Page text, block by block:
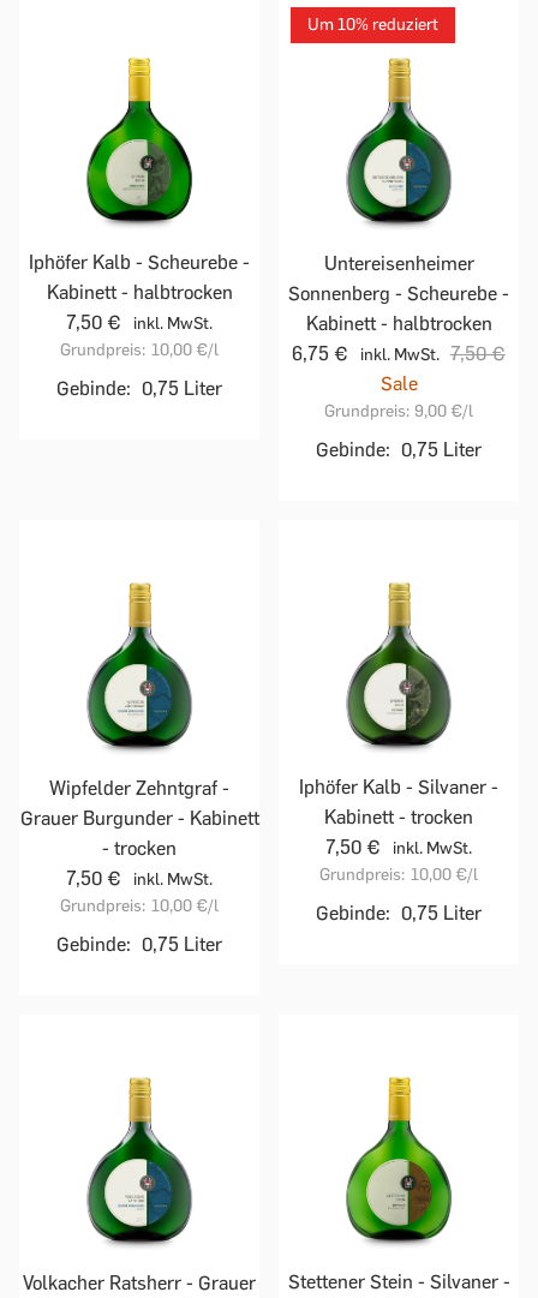
Iphöfer Kalb - Scheurebe -
Kabinett - halbtrocken
7,50 €
inkl. MwSt.
Grundpreis: 10,00 €/l
Gebinde: 0,75 Liter
Um 10% reduziert
Untereisenheimer
Sonnenberg - Scheurebe -
Kabinett - halbtrocken
6,75 €
inkl. MwSt. 7,50 €
Sale
Grundpreis: 9,00 €/l
Gebinde: 0,75 Liter
Wipfelder Zehntgraf -
Grauer Burgunder - Kabinett
- trocken
7,50 €
inkl. MwSt.
Grundpreis: 10,00 €/l
Gebinde: 0,75 Liter
Iphöfer Kalb - Silvaner -
Kabinett - trocken
7,50 €
inkl. MwSt.
Grundpreis: 10,00 €/l
Gebinde: 0,75 Liter
Volkacher Ratsherr - Grauer
Stettener Stein - Silvaner -